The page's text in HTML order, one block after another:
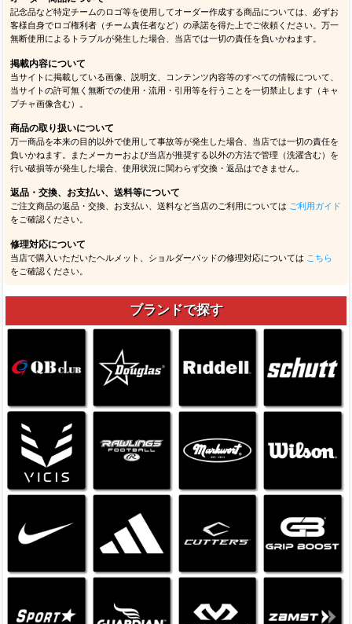
記念品など特定チームのロゴ等を使用してオーダー作成する商品については、必ずお
客様自身でロゴ権利者（チーム責任者など）の承諾を得た上でご依頼ください。万一
無断使用によるトラブルが発生した場合、当店では一切の責任を負いかねます。
掲載内容について
当サイトに掲載している画像、説明文、コンテンツ内容等のすべての情報について、
当サイトの許可無く無断での使用・流用・引用等を行うことを一切禁止します（キャ
プチャ画像含む）。
商品の取り扱いについて
万一商品を本来の目的以外で使用して事故等が発生した場合、当店では一切の責任を
負いかねます。またメーカーおよび当店が推奨する以外の方法で管理（洗濯含む）を
行い破損等が発生した場合、使用状況に関わらず交換・返品はできません。
返品・交換、お支払い、送料等について
ご注文商品の返品・交換、お支払い、送料など当店のご利用については ご利用ガイド
をご確認ください。
修理対応について
当店で購入いただいたヘルメット、ショルダーパッドの修理対応については こちら
をご確認ください。
ブランドで探す